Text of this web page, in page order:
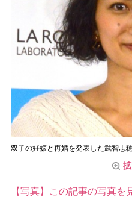
双子の妊娠と再婚を発表した武智志
【写真】この記事の写真を